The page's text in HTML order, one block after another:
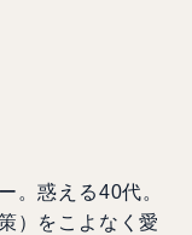
。惑える40代。
）をこよなく愛